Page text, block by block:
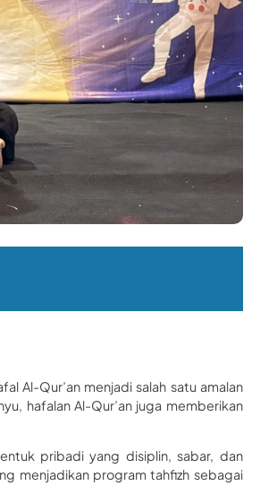
Al-Qur’an menjadi salah satu amalan
hafalan Al-Qur’an juga memberikan
pribadi yang disiplin, sabar, dan
menjadikan program tahfizh sebagai